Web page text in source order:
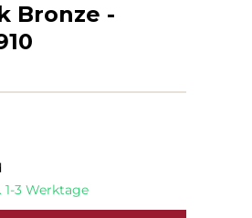
Bronze -
3 Werktage